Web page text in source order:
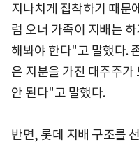
지나치게 집착하기 때문
럼 오너 가족이 지배는
해봐야 한다"고 말했다.
은 지분을 가진 대주주
안 된다"고 말했다.
반면, 롯데 지배 구조를